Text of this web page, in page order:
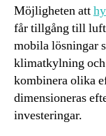
Möjligheten att
får tillgång till
mobila lösningar
klimatkylning
kombinera olika
dimensioneras
investeringar.